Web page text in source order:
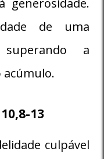
de uma
superando a
acúmulo.
13
culpável